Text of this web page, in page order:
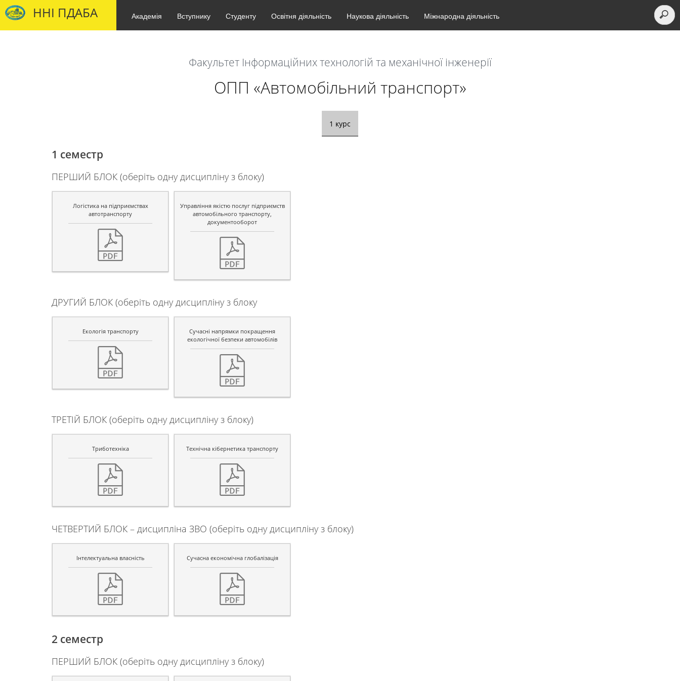
ННІ ПДАБА Академія Вступнику Студенту Освітня діяльність Наукова діяльність Міжнародна діяльність
Факультет Інформаційних технологій та механічної інженерії
ОПП «Автомобільний транспорт»
1 курс
1 семестр
ПЕРШИЙ БЛОК (оберіть одну дисципліну з блоку)
Логістика на підприємствах
автотранспорту
Управління якістю послуг підприємств
автомобільного транспорту,
документооборот
ДРУГИЙ БЛОК (оберіть одну дисципліну з блоку
Екологія транспорту
Сучасні напрямки покращення
екологічної безпеки автомобілів
ТРЕТІЙ БЛОК (оберіть одну дисципліну з блоку)
Триботехніка Технічна кібернетика транспорту
ЧЕТВЕРТИЙ БЛОК – дисципліна ЗВО (оберіть одну дисципліну з блоку)
Інтелектуальна власність Сучасна економічна глобалізація
2 семестр
ПЕРШИЙ БЛОК (оберіть одну дисципліну з блоку)